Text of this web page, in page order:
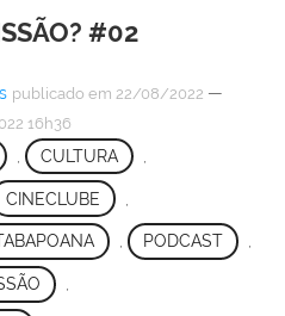
#02
publicado em 22/08/2022 —
16h36
CULTURA
CINECLUBE
, PODCAST ,